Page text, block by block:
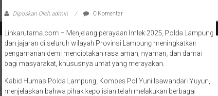
Diposkan Oleh:admin 0 Komentar
Linkarutama.com – Menjelang perayaan Imlek 2025, Polda Lampung
dan jajaran di seluruh wilayah Provinsi Lampung meningkatkan
pengamanan demi menciptakan rasa aman, nyaman, dan damai
bagi masyarakat, khususnya umat yang merayakan.
Kabid Humas Polda Lampung, Kombes Pol Yuni Isawandari Yuyun,
menjelaskan bahwa pihak kepolisian telah melakukan berbagai